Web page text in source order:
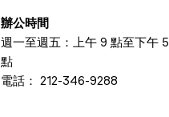
辦公時間
週一至週五：上午 9 點至下午 5
點
電話： 212-346-9288